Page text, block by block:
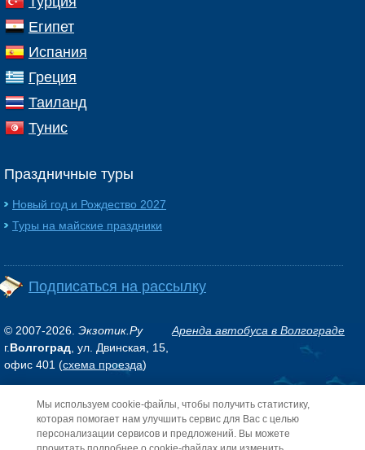
Египет
Испания
Греция
Таиланд
Тунис
Праздничные туры
Новый год и Рождество 2027
Туры на майские праздники
Подписаться на рассылку
Аренда автобуса в Волгограде
© 2007-2026. Экзотик.Ру
г.Волгоград, ул. Двинская, 15,
офис 401 (схема проезда)
Обращаем ваше внимание на то, что данный интернет-сайт носит исключительно
информационный характер и ни при каких условиях не является публичной
офертой, определяемой положениями Статьи 437 (2) Гражданского кодекса РФ.
Мы используем cookie-файлы, чтобы получить статистику,
которая помогает нам улучшить сервис для Вас с целью
персонализации сервисов и предложений. Вы можете